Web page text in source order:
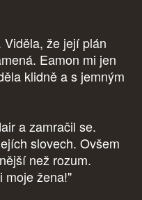
že její plán
Eamon mi jen
klidně a s jemným
a zamračil se.
slovech. Ovšem
než rozum.
moje žena!"